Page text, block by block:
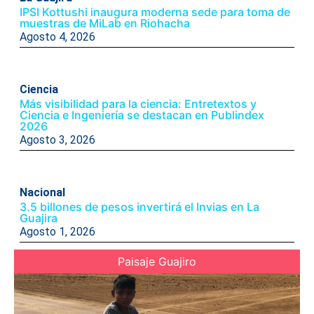
IPSI Kottushi inaugura moderna sede para toma de
muestras de MiLab en Riohacha
Agosto 4, 2026
Ciencia
Más visibilidad para la ciencia: Entretextos y
Ciencia e Ingeniería se destacan en Publindex
2026
Agosto 3, 2026
Nacional
3.5 billones de pesos invertirá el Invias en La
Guajira
Agosto 1, 2026
Paisaje Guajiro